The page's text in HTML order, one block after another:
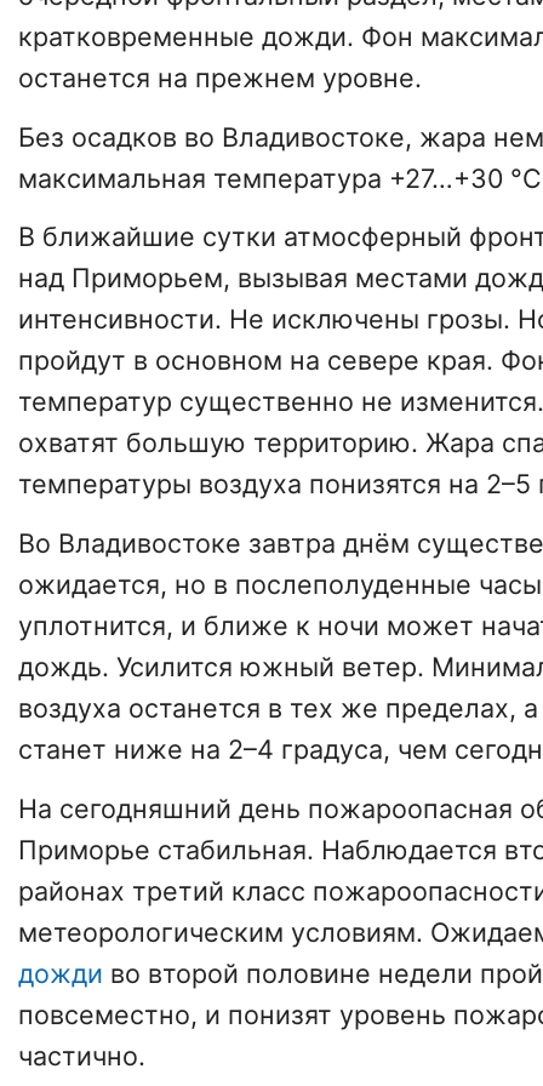
кратковременные дожди. Фон
останется на прежнем уровне.
Без осадков во Владивостоке, жара
максимальная температура +27…+30
В ближайшие сутки атмосферный
над Приморьем, вызывая местами
интенсивности. Не исключены грозы.
пройдут в основном на севере края.
температур существенно не
охватят большую территорию. Жара
температуры воздуха понизятся на 2–5
Во Владивостоке завтра днём
ожидается, но в послеполуденные
уплотнится, и ближе к ночи может
дождь. Усилится южный ветер.
воздуха останется в тех же пределах,
станет ниже на 2–4 градуса, чем
На сегодняшний день пожароопасная
Приморье стабильная. Наблюдается
районах третий класс
метеорологическим условиям.
дожди во второй половине недели
повсеместно, и понизят уровень
частично.